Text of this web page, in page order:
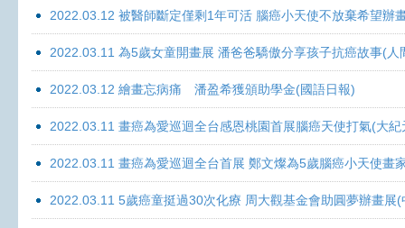
2022.03.12 被醫師斷定僅剩1年可活 腦癌小天使不放棄希望辦
2022.03.11 為5歲女童開畫展 潘爸爸驕傲分享孩子抗癌故事(人
2022.03.12 繪畫忘病痛 潘盈希獲頒助學金(國語日報)
2022.03.11 畫癌為愛巡迴全台感恩桃園首展腦癌天使打氣(大紀
2022.03.11 畫癌為愛巡迴全台首展 鄭文燦為5歲腦癌小天使畫
2022.03.11 5歲癌童挺過30次化療 周大觀基金會助圓夢辦畫展